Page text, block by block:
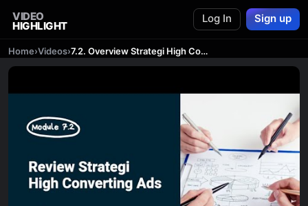
VIDEO
HIGHLIGHT
Log In Sign up
Home›Videos› 7.2. Overview Strategi High Converting Ads